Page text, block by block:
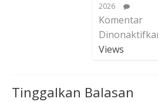
2026
Komentar
Views
Tinggalkan Balasan